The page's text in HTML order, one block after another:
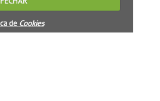
de Cookies